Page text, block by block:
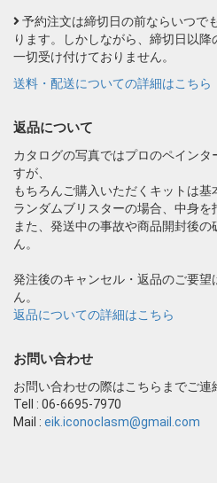
予約注文は締切日の前ならいつで
ります。しかしながら、締切日以
一切受け付けておりません。
送料・配送についての詳細はこちら
返品について
カタログの写真ではプロのペインタ
すが、
もちろんご購入いただくキットは基
ランダムブリスターの場合、中身を
また、発送中の事故や商品開封後
ん。
発注後のキャンセル・返品のご要
ん。
返品についての詳細はこちら
お問い合わせ
お問い合わせの際はこちらまでご連
Tell : 06-6695-7970
Mail : eik.iconoclasm@gmail.com